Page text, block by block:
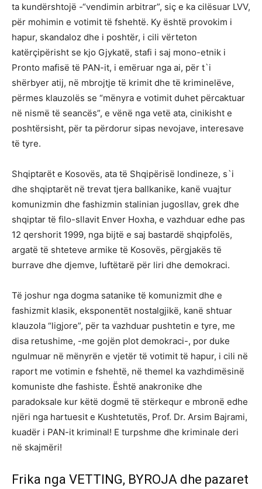
ta kundërshtojë -“vendimin arbitrar”, siç e ka cilësuar LVV,
për mohimin e votimit të fshehtë. Ky është provokim i
hapur, skandaloz dhe i poshtër, i cili vërteton
katërçipërisht se kjo Gjykatë, stafi i saj mono-etnik i
Pronto mafisë të PAN-it, i emëruar nga ai, për t`i
shërbyer atij, në mbrojtje të krimit dhe të kriminelëve,
përmes klauzolës se “mënyra e votimit duhet përcaktuar
në nismë të seancës”, e vënë nga vetë ata, cinikisht e
poshtërsisht, për ta përdorur sipas nevojave, interesave
të tyre.
Shqiptarët e Kosovës, ata të Shqipërisë londineze, s`i
dhe shqiptarët në trevat tjera ballkanike, kanë vuajtur
komunizmin dhe fashizmin stalinian jugosllav, grek dhe
shqiptar të filo-sllavit Enver Hoxha, e vazhduar edhe pas
12 qershorit 1999, nga bijtë e saj bastardë shqipfolës,
argatë të shteteve armike të Kosovës, përgjakës të
burrave dhe djemve, luftëtarë për liri dhe demokraci.
Të joshur nga dogma satanike të komunizmit dhe e
fashizmit klasik, eksponentët nostalgjikë, kanë shtuar
klauzola “ligjore”, për ta vazhduar pushtetin e tyre, me
disa retushime, -me gojën plot demokraci-, por duke
ngulmuar në mënyrën e vjetër të votimit të hapur, i cili në
raport me votimin e fshehtë, në themel ka vazhdimësinë
komuniste dhe fashiste. Është anakronike dhe
paradoksale kur këtë dogmë të stërkequr e mbronë edhe
njëri nga hartuesit e Kushtetutës, Prof. Dr. Arsim Bajrami,
kuadër i PAN-it kriminal! E turpshme dhe kriminale deri
në skajmëri!
Frika nga VETTING, BYROJA dhe pazaret